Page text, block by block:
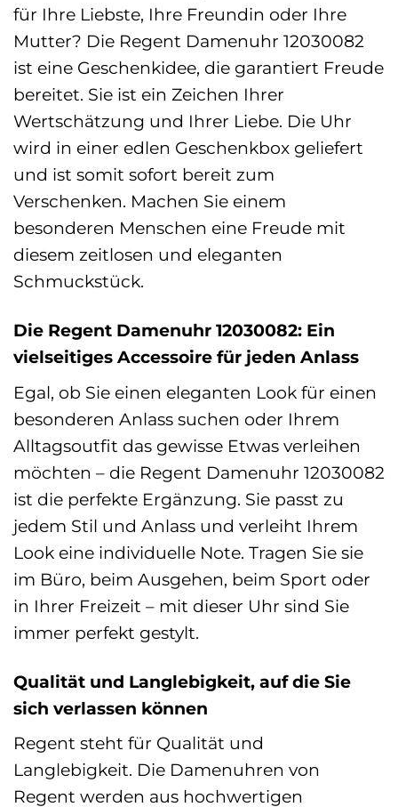
für Ihre Liebste, Ihre Freundin oder Ihre
Mutter? Die Regent Damenuhr 12030082
ist eine Geschenkidee, die garantiert Freude
bereitet. Sie ist ein Zeichen Ihrer
Wertschätzung und Ihrer Liebe. Die Uhr
wird in einer edlen Geschenkbox geliefert
und ist somit sofort bereit zum
Verschenken. Machen Sie einem
besonderen Menschen eine Freude mit
diesem zeitlosen und eleganten
Schmuckstück.
Die Regent Damenuhr 12030082: Ein
vielseitiges Accessoire für jeden Anlass
Egal, ob Sie einen eleganten Look für einen
besonderen Anlass suchen oder Ihrem
Alltagsoutfit das gewisse Etwas verleihen
möchten – die Regent Damenuhr 12030082
ist die perfekte Ergänzung. Sie passt zu
jedem Stil und Anlass und verleiht Ihrem
Look eine individuelle Note. Tragen Sie sie
im Büro, beim Ausgehen, beim Sport oder
in Ihrer Freizeit – mit dieser Uhr sind Sie
immer perfekt gestylt.
Qualität und Langlebigkeit, auf die Sie
sich verlassen können
Regent steht für Qualität und
Langlebigkeit. Die Damenuhren von
Regent werden aus hochwertigen